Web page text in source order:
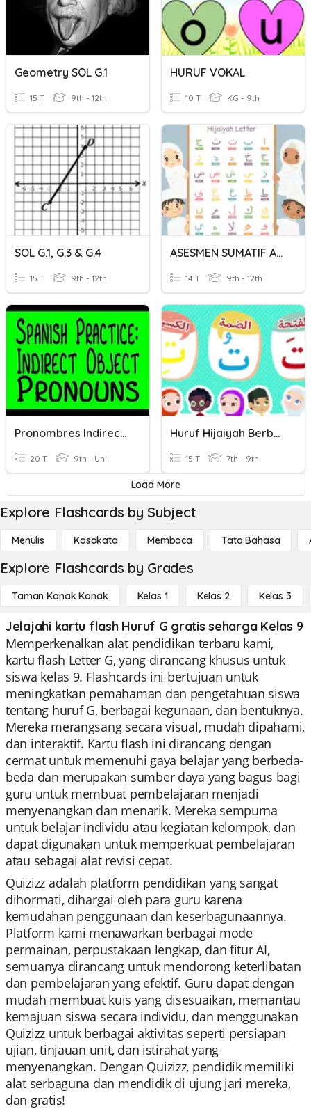
Geometry SOL G.1
15 T 9th - 12th
HURUF VOKAL
10 T KG - 9th
SOL G.1, G.3 & G.4
15 T 9th - 12th
ASESMEN SUMATIF AGAMA ISLAM G DAN RIZKY
14 T 9th - 12th
Pronombres Indirectos Mr. G
20 T 9th - Uni
Huruf Hijaiyah Berbaris ( َ ِ ُ )
15 T 7th - 9th
Load More
Explore Flashcards by Subject
Menulis Kosakata Membaca Tata Bahasa
Explore Flashcards by Grades
Taman Kanak Kanak Kelas 1 Kelas 2 Kelas 3
Jelajahi kartu flash Huruf G gratis seharga Kelas 9
Memperkenalkan alat pendidikan terbaru kami,
kartu flash Letter G, yang dirancang khusus untuk
siswa kelas 9. Flashcards ini bertujuan untuk
meningkatkan pemahaman dan pengetahuan siswa
tentang huruf G, berbagai kegunaan, dan bentuknya.
Mereka merangsang secara visual, mudah dipahami,
dan interaktif. Kartu flash ini dirancang dengan
cermat untuk memenuhi gaya belajar yang berbeda-
beda dan merupakan sumber daya yang bagus bagi
guru untuk membuat pembelajaran menjadi
menyenangkan dan menarik. Mereka sempurna
untuk belajar individu atau kegiatan kelompok, dan
dapat digunakan untuk memperkuat pembelajaran
atau sebagai alat revisi cepat.
Quizizz adalah platform pendidikan yang sangat
dihormati, dihargai oleh para guru karena
kemudahan penggunaan dan keserbagunaannya.
Platform kami menawarkan berbagai mode
permainan, perpustakaan lengkap, dan fitur AI,
semuanya dirancang untuk mendorong keterlibatan
dan pembelajaran yang efektif. Guru dapat dengan
mudah membuat kuis yang disesuaikan, memantau
kemajuan siswa secara individu, dan menggunakan
Quizizz untuk berbagai aktivitas seperti persiapan
ujian, tinjauan unit, dan istirahat yang
menyenangkan. Dengan Quizizz, pendidik memiliki
alat serbaguna dan mendidik di ujung jari mereka,
dan gratis!